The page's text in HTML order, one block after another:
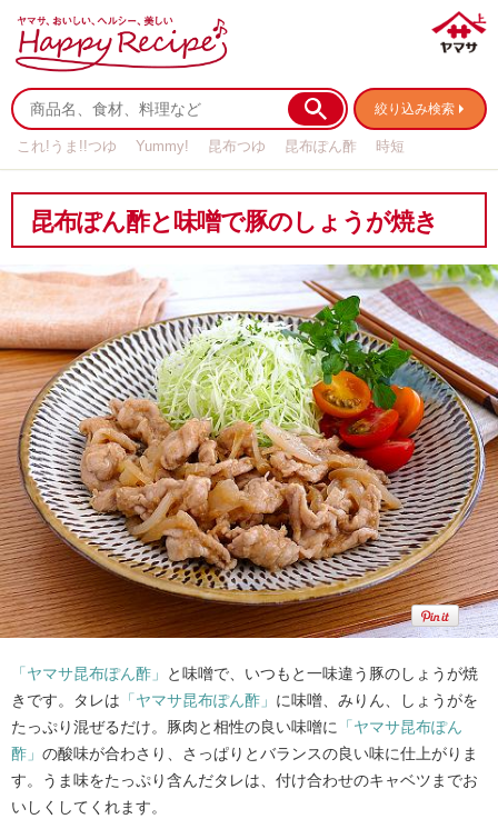
絞り込み検索
これ!うま!!つゆ Yummy! 昆布つゆ 昆布ぽん酢
時短
昆布ぽん酢と味噌で豚のしょうが焼き
「ヤマサ昆布ぽん酢」 と味噌で、いつもと一味違う豚のしょうが焼
きです。タレは 「ヤマサ昆布ぽん酢」 に味噌、みりん、しょうがを
たっぷり混ぜるだけ。豚肉と相性の良い味噌に 「ヤマサ昆布ぽん
酢」 の酸味が合わさり、さっぱりとバランスの良い味に仕上がりま
す。うま味をたっぷり含んだタレは、付け合わせのキャベツまでお
いしくしてくれます。